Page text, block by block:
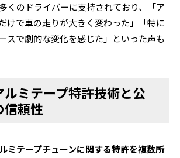
くのドライバーに支持されており、「ア
けで車の走りが大きく変わった」「特に
スで劇的な変化を感じた」といった声も
ルミテープ特許技術と公
信頼性
ミテープチューンに関する特許を複数所